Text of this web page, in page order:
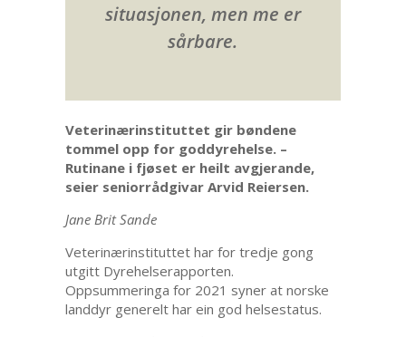
situasjonen, men me er
sårbare.
Veterinærinstituttet gir bøndene
tommel opp for goddyrehelse. –
Rutinane i fjøset er heilt avgjerande,
seier seniorrådgivar Arvid Reiersen.
Jane Brit Sande
Veterinærinstituttet har for tredje gong
utgitt Dyrehelserapporten.
Oppsummeringa for 2021 syner at norske
landdyr generelt har ein god helsestatus.